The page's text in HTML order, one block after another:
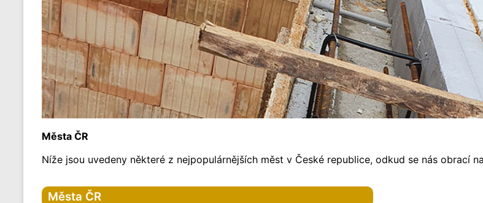
Města ČR
Níže jsou uvedeny některé z nejpopulárnějších měst v České republice, odkud se nás obrací
Města ČR